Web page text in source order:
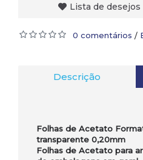
Lista de desejos
0 comentários /
Descrição
Folhas de Acetato
transparente 0,20mm
Folhas de Acetato para